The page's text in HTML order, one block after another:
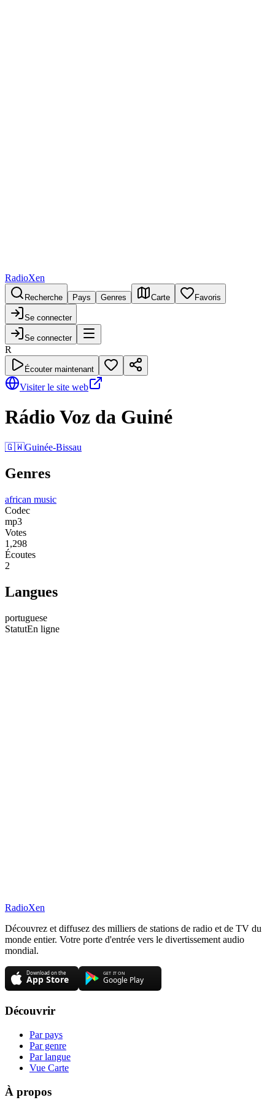
RadioXen
Recherche Pays Genres Carte Favoris
Se connecter
Se connecter
R
Écouter maintenant
Visiter le site web
Rádio Voz da Guiné
🇬🇼Guinée-Bissau
Genres
african music
Codec
mp3
Votes
1,298
Écoutes
2
Langues
portuguese
StatutEn ligne
RadioXen
Découvrez et diffusez des milliers de stations de radio et de TV du
monde entier. Votre porte d'entrée vers le divertissement audio
mondial.
Découvrir
Par pays
Par genre
Par langue
Vue Carte
À propos